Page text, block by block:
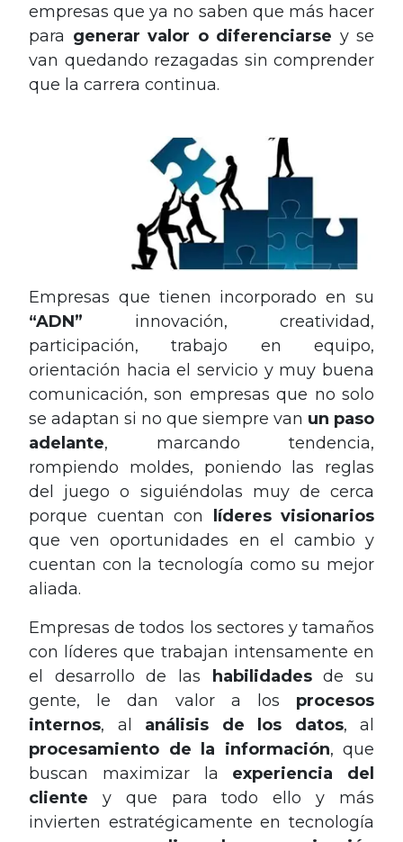
empresas que ya no saben que más hacer
para generar valor o diferenciarse y se
van quedando rezagadas sin comprender
que la carrera continua.
Empresas que tienen incorporado en su
“ADN” innovación, creatividad,
participación, trabajo en equipo,
orientación hacia el servicio y muy buena
comunicación, son empresas que no solo
se adaptan si no que siempre van un paso
adelante, marcando tendencia,
rompiendo moldes, poniendo las reglas
del juego o siguiéndolas muy de cerca
porque cuentan con
líderes visionarios
que ven oportunidades en el cambio y
cuentan con la tecnología como su mejor
aliada.
Empresas de todos los sectores y tamaños
con líderes que trabajan intensamente en
el desarrollo de las
habilidadesde su
gente, le dan valor a los procesos
internos, al análisis de los datos, al
procesamiento de la información, que
buscan maximizar la experiencia del
cliente y que para todo ello y más
invierten estratégicamente en tecnología